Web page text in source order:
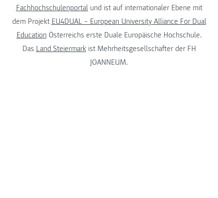
Fachhochschulenportalund ist auf internationaler Ebene mit
dem Projekt EU4DUAL – European University Alliance For Dual
Education Österreichs erste Duale Europäische Hochschule.
Das Land Steiermarkist Mehrheitsgesellschafter der FH
JOANNEUM.